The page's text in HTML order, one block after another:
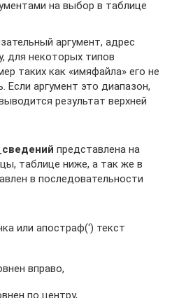
на выбор в таблице
аргумент, адрес
для некоторых типов
таких как «имяфайла» его не
Если аргумент это диапазон,
результат верхней
представлена на
таблице ниже, а так же в
в последовательности
или апостраф(‘) текст
вправо,
по центру,